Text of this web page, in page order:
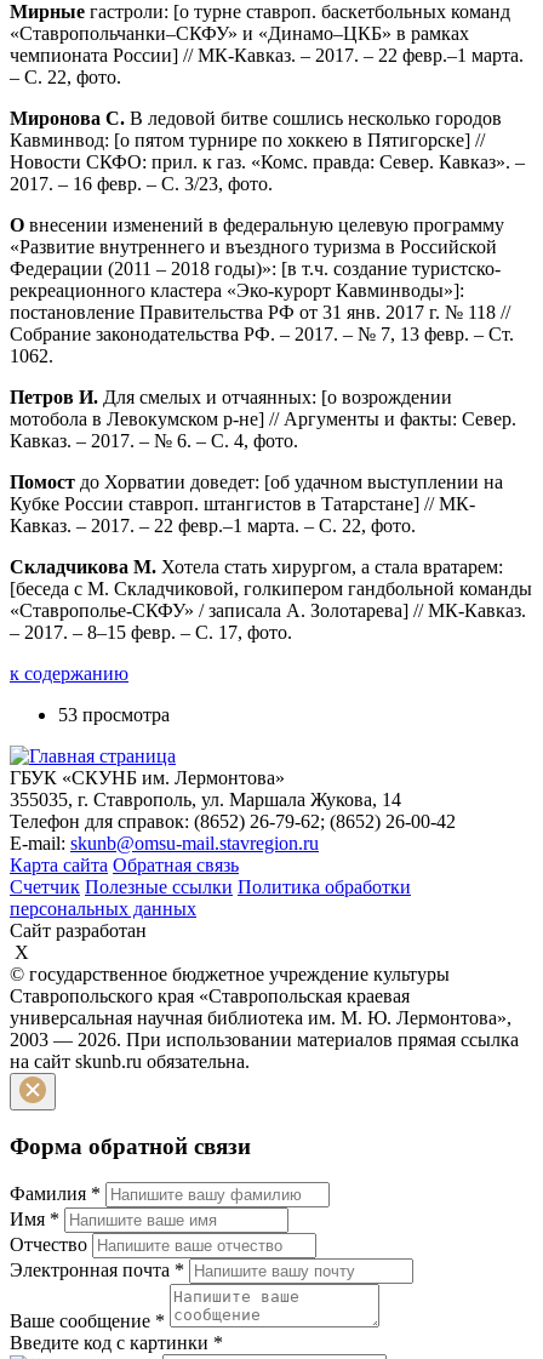
Мирные гастроли: [о турне ставроп. баскетбольных команд
«Ставропольчанки–СКФУ» и «Динамо–ЦКБ» в рамках
чемпионата России] // МК-Кавказ. – 2017. – 22 февр.–1 марта.
– С. 22, фото.
Миронова С. В ледовой битве сошлись несколько городов
Кавминвод: [о пятом турнире по хоккею в Пятигорске] //
Новости СКФО: прил. к газ. «Комс. правда: Север. Кавказ». –
2017. – 16 февр. – С. 3/23, фото.
О внесении изменений в федеральную целевую программу
«Развитие внутреннего и въездного туризма в Российской
Федерации (2011 – 2018 годы)»: [в т.ч. создание туристско-
рекреационного кластера «Эко-курорт Кавминводы»]:
постановление Правительства РФ от 31 янв. 2017 г. № 118 //
Собрание законодательства РФ. – 2017. – № 7, 13 февр. – Ст.
1062.
Петров И. Для смелых и отчаянных: [о возрождении
мотобола в Левокумском р-не] // Аргументы и факты: Север.
Кавказ. – 2017. – № 6. – С. 4, фото.
Помост до Хорватии доведет: [об удачном выступлении на
Кубке России ставроп. штангистов в Татарстане] // МК-
Кавказ. – 2017. – 22 февр.–1 марта. – С. 22, фото.
Складчикова М. Хотела стать хирургом, а стала вратарем:
[беседа с М. Складчиковой, голкипером гандбольной команды
«Ставрополье-СКФУ» / записала А. Золотарева] // МК-Кавказ.
– 2017. – 8–15 февр. – С. 17, фото.
к содержанию
53 просмотра
ГБУК «СКУНБ им. Лермонтова»
355035, г. Ставрополь, ул. Маршала Жукова, 14
Телефон для справок: (8652) 26-79-62; (8652) 26-00-42
E-mail: skunb@omsu-mail.stavregion.ru
Карта сайта Обратная связь
Счетчик Полезные ссылки Политика обработки
персональных данных
Сайт разработан
X
© государственное бюджетное учреждение культуры
Ставропольского края «Ставропольская краевая
универсальная научная библиотека им. М. Ю. Лермонтова»,
2003 — 2026. При использовании материалов прямая ссылка
на сайт skunb.ru обязательна.
Форма обратной связи
Фамилия *
Имя *
Отчество
Электронная почта *
Ваше сообщение *
Введите код с картинки *